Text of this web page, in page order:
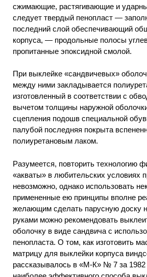
сжимающие, растягивающие и
следует твердый пенопласт —
последний слой обеспечивающий
корпуса, — продольные полосы
пропитанные эпоксидной смолой.
При выклейке «сандвичевых»
между ними закладывается
изготовленный в соответствии с
вычетом толщины наружной
сцепления подошв специальной
палубой последняя покрыта
полиуретановым лаком.
Разумеется, повторить технологию
«акваты» в любительских условиях
невозможно, однако использовать
примененные ею принципы вполне
желающим сделать парусную доску
руками можно рекомендовать
оболочку в виде сандвича с
пенопласта. О том, как изготовить
матрицу для выклейки корпуса
рассказывалось в «М-К» № 7 за 1982